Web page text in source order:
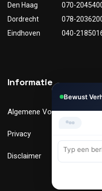
Den Haag
070-
Dordrecht
078-
Eindhoven
040-
Informatie
Algemene Voorwaarden
Privacy
Disclaimer
Bewust